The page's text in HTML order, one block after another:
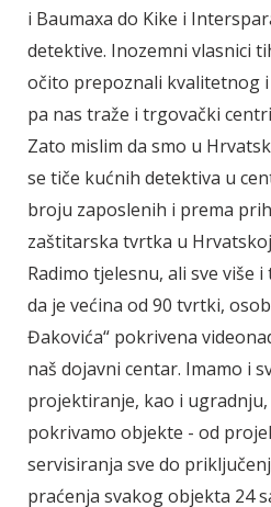
i Baumaxa do Kike i
detektive. Inozemni vlasnici
očito prepoznali kvalitetnog
pa nas traže i trgovački
Zato mislim da smo u
se tiče kućnih detektiva u
broju zaposlenih i prema
zaštitarska tvrtka u
Radimo tjelesnu, ali sve više
da je većina od 90 tvrtki,
Đakovića“ pokrivena
naš dojavni centar. Imamo i
projektiranje, kao i
pokrivamo objekte - od
servisiranja sve do
praćenja svakog objekta 24